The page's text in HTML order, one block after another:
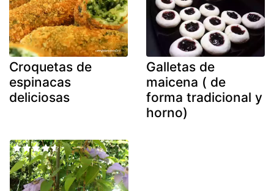
Croquetas de
espinacas
deliciosas
Galletas de
maicena ( de
forma tradicional y
horno)